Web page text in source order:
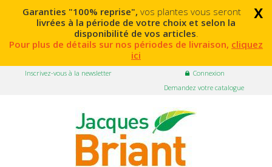
x
Garanties "100% reprise", vos plantes vous seront
livrées à la période de votre choix et selon la
disponibilité de vos articles.
Pour plus de détails sur nos périodes de livraison, cliquez
ici
Connexion
Inscrivez-vous à la newsletter
Demandez votre catalogue